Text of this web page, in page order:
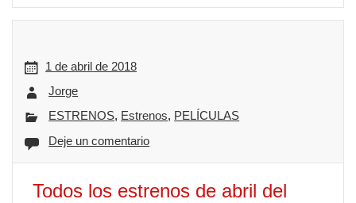
1 de abril de 2018
Jorge
ESTRENOS, Estrenos, PELÍCULAS
Deje un comentario
Todos los estrenos de abril del